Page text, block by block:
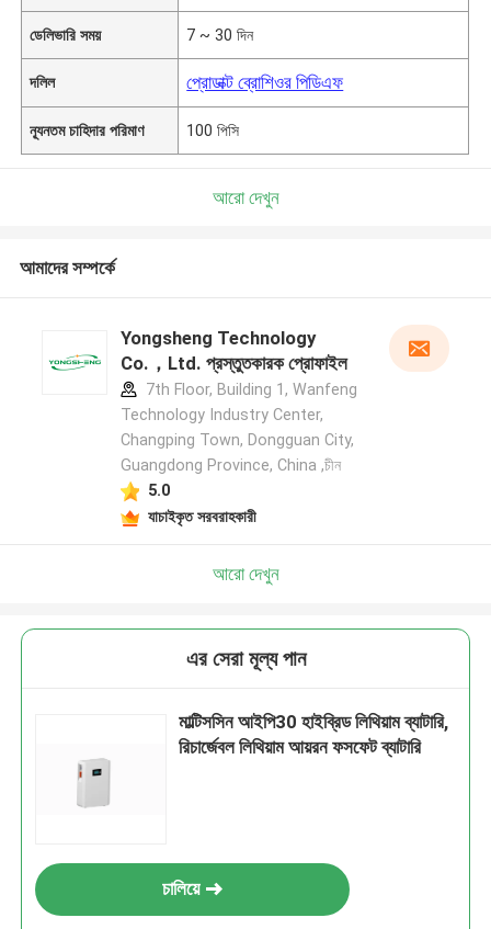
ডেলিভারি সময় 7 ~ 30 দিন
দলিল প্রোডাক্ট ব্রোশিওর পিডিএফ
ন্যূনতম চাহিদার পরিমাণ 100 পিসি
আরো দেখুন
আমাদের সম্পর্কে
Yongsheng Technology
Co.，Ltd. প্রস্তুতকারক প্রোফাইল
7th Floor, Building 1, Wanfeng
Technology Industry Center,
Changping Town, Dongguan City,
Guangdong Province, China ,চীন
5.0
যাচাইকৃত সরবরাহকারী
আরো দেখুন
এর সেরা মূল্য পান
মাল্টিসসিন আইপি30 হাইব্রিড লিথিয়াম ব্যাটারি,
রিচার্জেবল লিথিয়াম আয়রন ফসফেট ব্যাটারি
চালিয়ে